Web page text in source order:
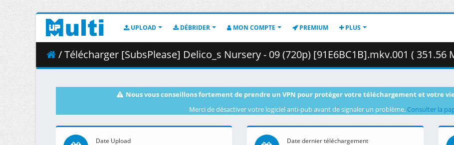
UPLOAD DÉBRIDER MON COMPTE PREMIUM PLUS
/ Télécharger [SubsPlease] Delico_s Nursery - 09 (720p) [91E6BC1B].mkv.001 ( 351.56
Nous vous conseillons fortement de prendre un VPN pour protéger votre téléchargement et votre
Merci de désactiver votre logiciel anti-pub avant de signaler un problème. Consulter la
Date Upload Date dernier téléchargement